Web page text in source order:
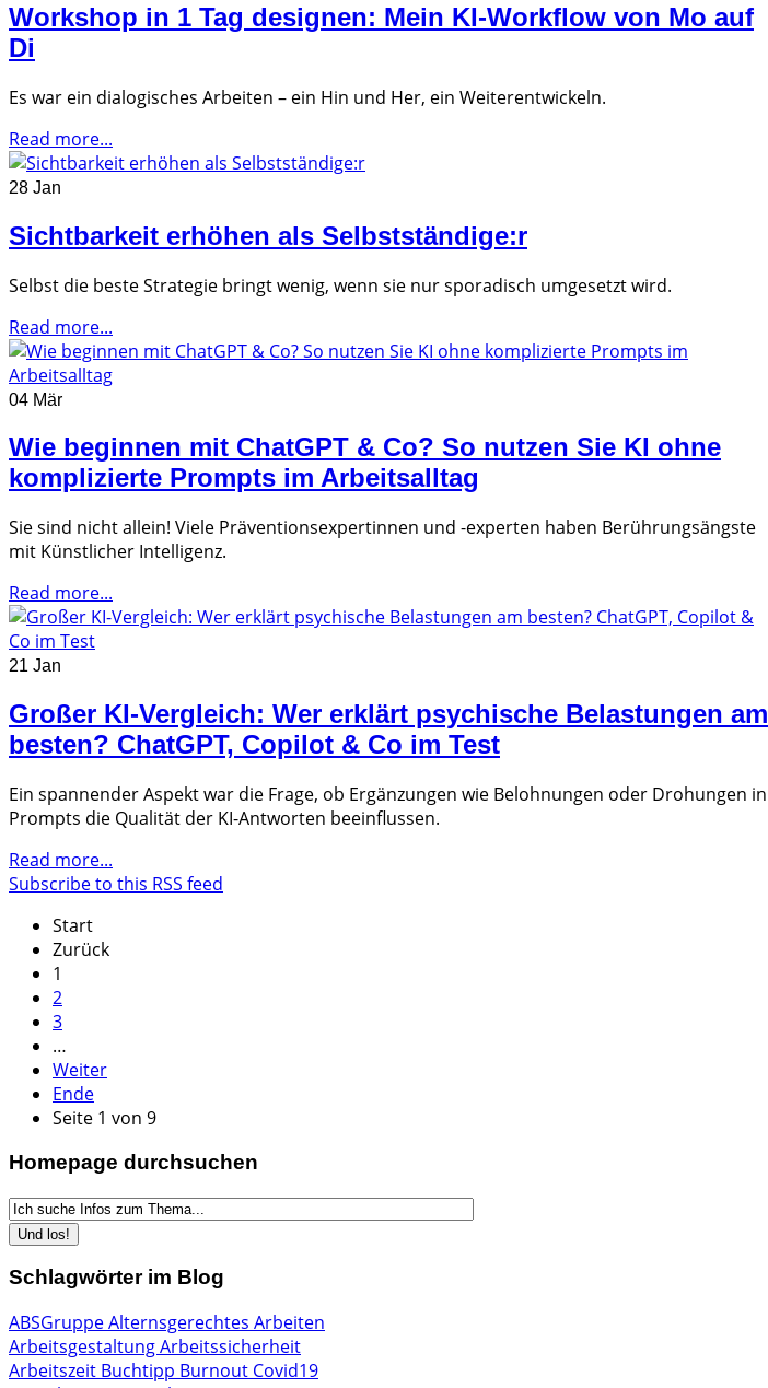
Workshop in 1 Tag designen: Mein KI-Workflow von Mo auf
Di
Es war ein dialogisches Arbeiten – ein Hin und Her, ein Weiterentwickeln.
Read more...
28 Jan
Sichtbarkeit erhöhen als Selbstständige:r
Selbst die beste Strategie bringt wenig, wenn sie nur sporadisch umgesetzt wird.
Read more...
04 Mär
Wie beginnen mit ChatGPT & Co? So nutzen Sie KI ohne
komplizierte Prompts im Arbeitsalltag
Sie sind nicht allein! Viele Präventionsexpertinnen und -experten haben Berührungsängste
mit Künstlicher Intelligenz.
Read more...
21 Jan
Großer KI-Vergleich: Wer erklärt psychische Belastungen am
besten? ChatGPT, Copilot & Co im Test
Ein spannender Aspekt war die Frage, ob Ergänzungen wie Belohnungen oder Drohungen in
Prompts die Qualität der KI-Antworten beeinflussen.
Read more...
Subscribe to this RSS feed
Start
Zurück
1
2
3
…
Weiter
Ende
Seite 1 von 9
Homepage durchsuchen
Schlagwörter im Blog
ABSGruppeAlternsgerechtes Arbeiten
ArbeitsgestaltungArbeitssicherheit
Arbeitszeit Buchtipp Burnout Covid19